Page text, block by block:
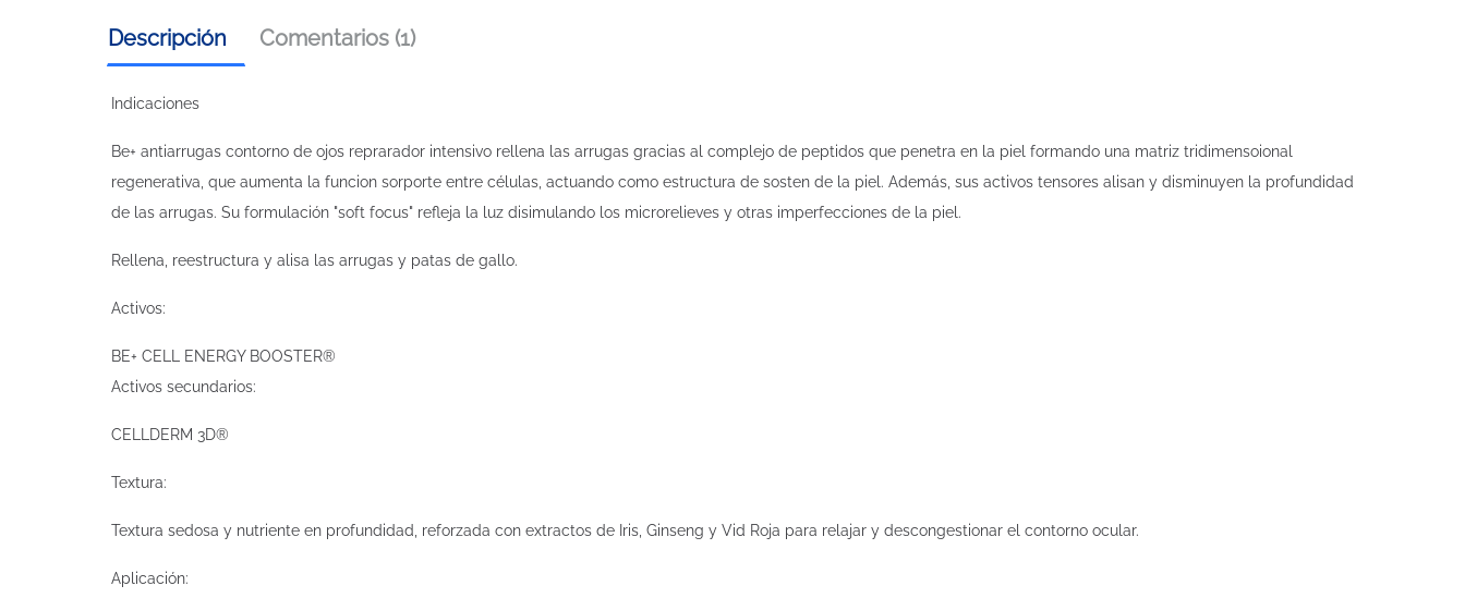
Descripción Comentarios (1)
Indicaciones
Be+ antiarrugas contorno de ojos reprarador intensivo rellena las arrugas gracias al complejo de peptidos que penetra en la piel formando una matriz tridimensoional
regenerativa, que aumenta la funcion sorporte entre células, actuando como estructura de sosten de la piel. Además, sus activos tensores alisan y disminuyen la profundidad
de las arrugas. Su formulación "soft focus" refleja la luz disimulando los microrelieves y otras imperfecciones de la piel.
Rellena, reestructura y alisa las arrugas y patas de gallo.
Activos:
BE+ CELL ENERGY BOOSTER®
Activos secundarios:
CELLDERM 3D®
Textura:
Textura sedosa y nutriente en profundidad, reforzada con extractos de Iris, Ginseng y Vid Roja para relajar y descongestionar el contorno ocular.
Aplicación: